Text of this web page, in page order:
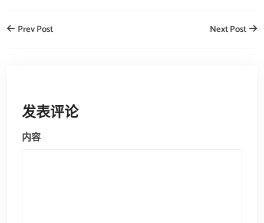
Prev Post Next Post
发表评论
内容